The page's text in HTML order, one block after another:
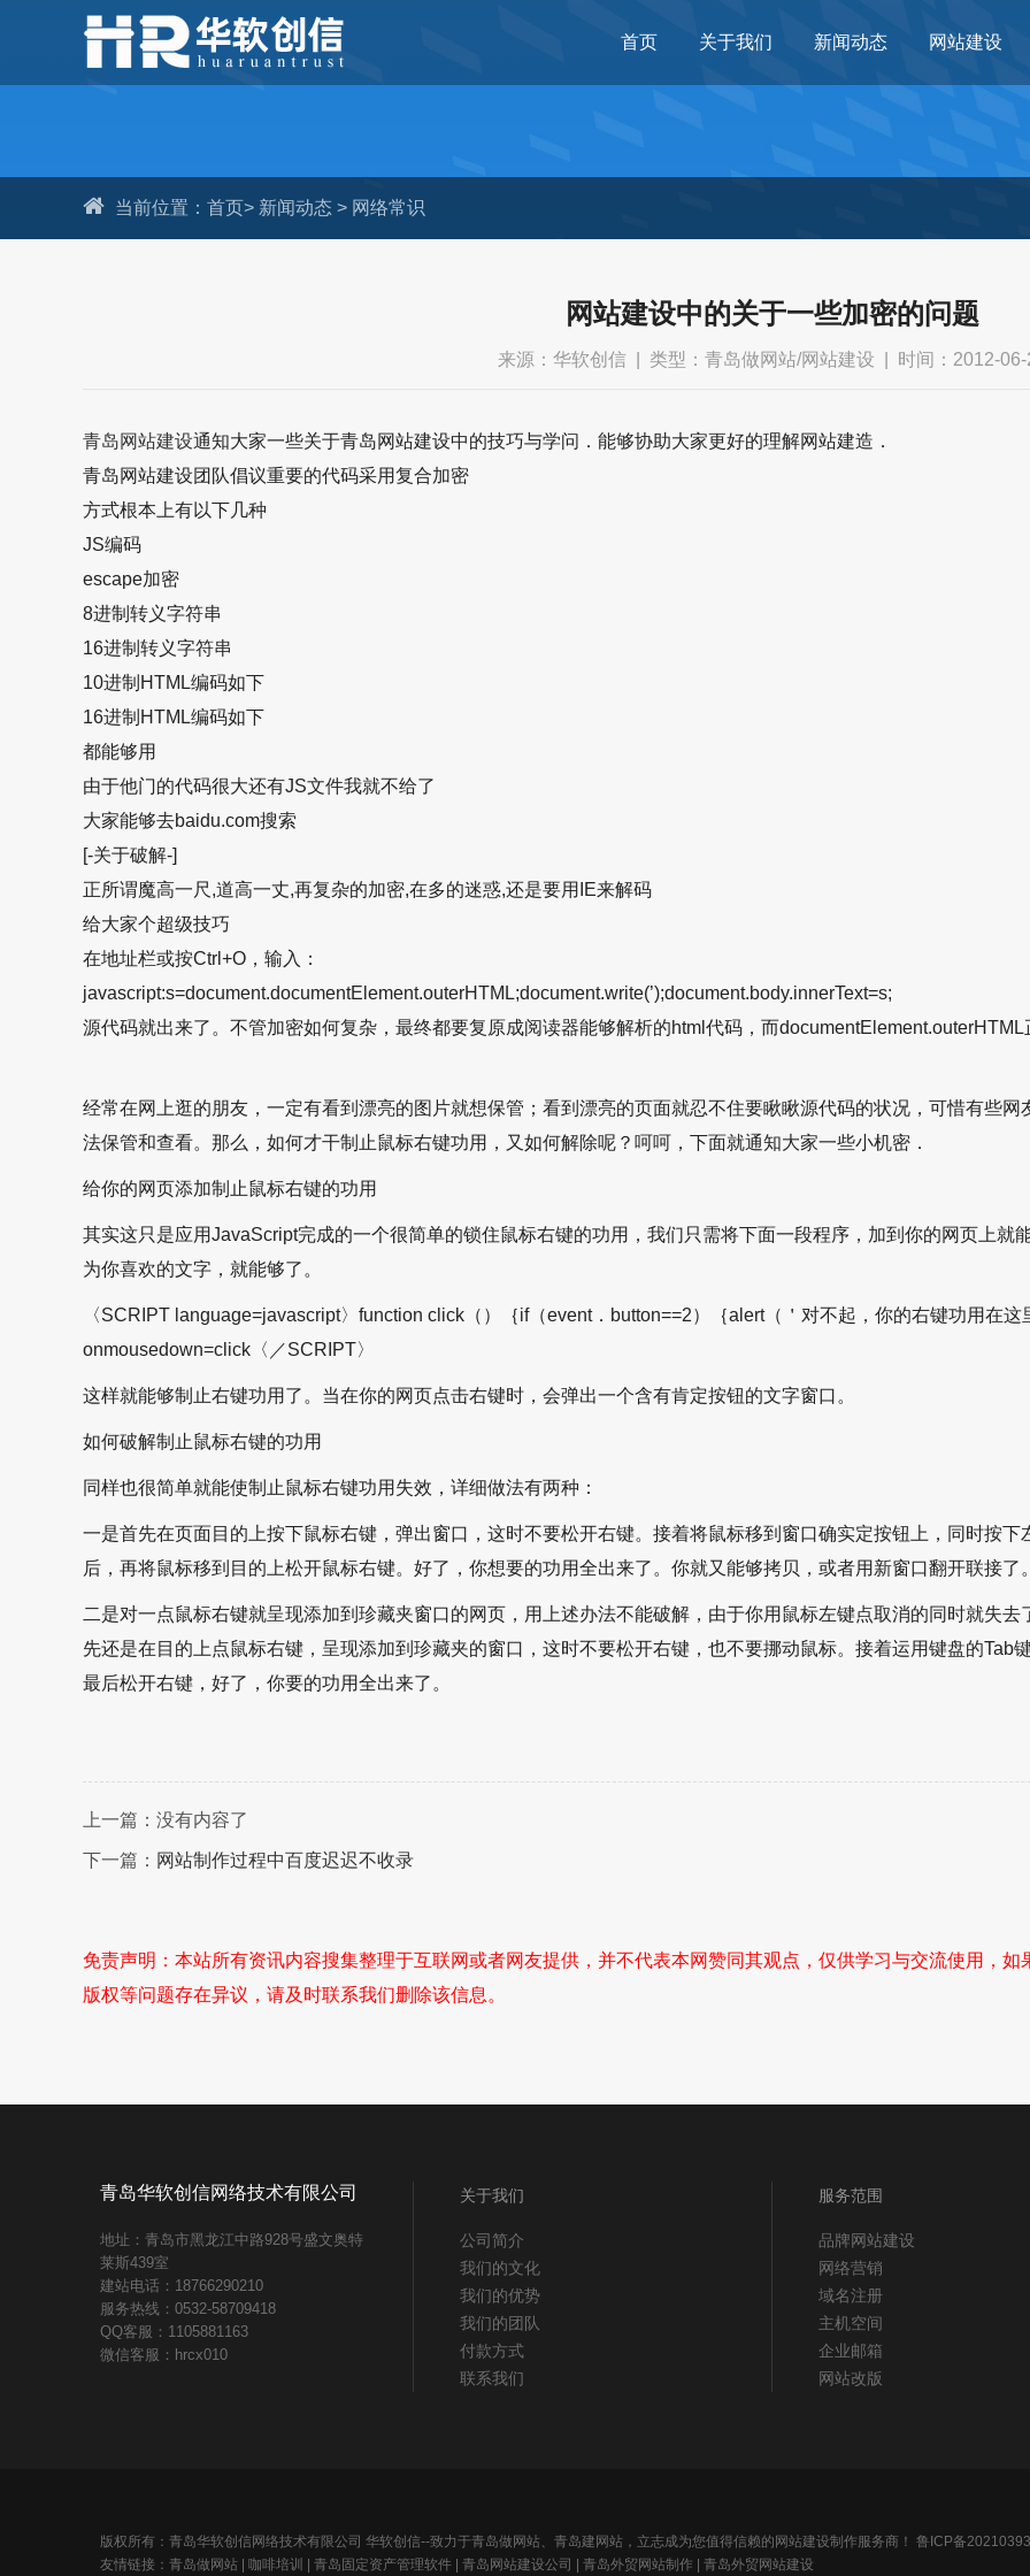
首页 关于我们 新闻动态 网站建设
当前位置： 首页> 新闻动态 > 网络常识
网站建设中的关于一些加密的问题
来源：华软创信 ‌| ‌类型：青岛做网站/网站建设 | ‌时间：2012-06-
青岛网站建设通知大家一些关于青岛网站建设中的技巧与学问．能够协助大家更好的理解网站建造．
青岛网站建设团队倡议重要的代码采用复合加密
方式根本上有以下几种
JS编码
escape加密
8进制转义字符串
16进制转义字符串
10进制HTML编码如下
16进制HTML编码如下
都能够用
由于他门的代码很大还有JS文件我就不给了
大家能够去baidu.com搜索
[-关于破解-]
正所谓魔高一尺,道高一丈,再复杂的加密,在多的迷惑,还是要用IE来解码
给大家个超级技巧
在地址栏或按Ctrl+O，输入：
javascript:s=document.documentElement.outerHTML;document.write(’);document.body.innerText=s;
源代码就出来了。不管加密如何复杂，最终都要复原成阅读器能够解析的html代码，而documentElement.outerHTML
经常在网上逛的朋友，一定有看到漂亮的图片就想保管；看到漂亮的页面就忍不住要瞅瞅源代码的状况，可惜有些
法保管和查看。那么，如何才干制止鼠标右键功用，又如何解除呢？呵呵，下面就通知大家一些小机密．
给你的网页添加制止鼠标右键的功用
其实这只是应用JavaScript完成的一个很简单的锁住鼠标右键的功用，我们只需将下面一段程序，加到你的网页上
为你喜欢的文字，就能够了。
〈SCRIPT language=javascript〉function click（）｛if（event．button==2）｛alert（＇对不起，你的右键功用在这
onmousedown=click〈／SCRIPT〉
这样就能够制止右键功用了。当在你的网页点击右键时，会弹出一个含有肯定按钮的文字窗口。
如何破解制止鼠标右键的功用
同样也很简单就能使制止鼠标右键功用失效，详细做法有两种：
一是首先在页面目的上按下鼠标右键，弹出窗口，这时不要松开右键。接着将鼠标移到窗口确实定按钮上，同时按
后，再将鼠标移到目的上松开鼠标右键。好了，你想要的功用全出来了。你就又能够拷贝，或者用新窗口翻开联接了。
二是对一点鼠标右键就呈现添加到珍藏夹窗口的网页，用上述办法不能破解，由于你用鼠标左键点取消的同时就失
先还是在目的上点鼠标右键，呈现添加到珍藏夹的窗口，这时不要松开右键，也不要挪动鼠标。接着运用键盘的Tab
最后松开右键，好了，你要的功用全出来了。
上一篇：没有内容了
下一篇： 网站制作过程中百度迟迟不收录
免责声明：本站所有资讯内容搜集整理于互联网或者网友提供，并不代表本网赞同其观点，仅供学习与交流使用，
版权等问题存在异议，请及时联系我们删除该信息。
青岛华软创信网络技术有限公司
地址：青岛市黑龙江中路928号盛文奥特
莱斯439室
建站电话：18766290210
服务热线：0532-58709418
QQ客服：1105881163
微信客服：hrcx010
关于我们
公司简介
我们的文化
我们的优势
我们的团队
付款方式
联系我们
服务范围
品牌网站建设
网络营销
域名注册
主机空间
企业邮箱
网站改版
版权所有：青岛华软创信网络技术有限公司 华软创信--致力于青岛做网站、青岛建网站，立志成为您值得信赖的网站建设制作服务商！ 鲁ICP备
友情链接： 青岛做网站 咖啡培训 青岛固定资产管理软件 青岛网站建设公司 青岛外贸网站制作 青岛外贸网站建设